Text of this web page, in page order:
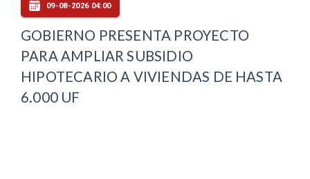
09-08-2026 04:00
GOBIERNO PRESENTA PROYECTO
PARA AMPLIAR SUBSIDIO
HIPOTECARIO A VIVIENDAS DE HASTA
6.000 UF